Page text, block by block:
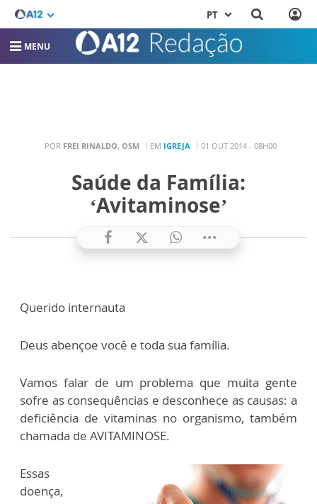
PT
MENU
POR FREI RINALDO, OSM EM IGREJA 01 OUT 2014 - 08H00
Saúde da Família:
‘Avitaminose’
Querido internauta
Deus abençoe você e toda sua família.
Vamos falar de um problema que muita gente
sofre as consequências e desconhece as causas: a
deficiência de vitaminas no organismo, também
chamada de AVITAMINOSE.
Essas
doença,